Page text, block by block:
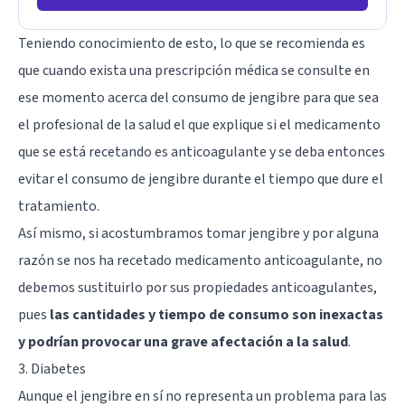
Teniendo conocimiento de esto, lo que se recomienda es
que cuando exista una prescripción médica se consulte en
ese momento acerca del consumo de jengibre para que sea
el profesional de la salud el que explique si el medicamento
que se está recetando es anticoagulante y se deba entonces
evitar el consumo de jengibre durante el tiempo que dure el
tratamiento.
Así mismo, si acostumbramos tomar jengibre y por alguna
razón se nos ha recetado medicamento anticoagulante, no
debemos sustituirlo por sus propiedades anticoagulantes,
pues las cantidades y tiempo de consumo son inexactas
y podrían provocar una grave afectación a la salud.
3. Diabetes
Aunque el jengibre en sí no representa un problema para las